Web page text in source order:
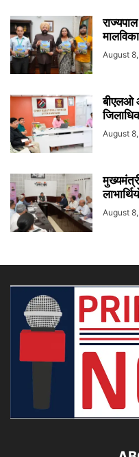
August
बीएलओ
August
August